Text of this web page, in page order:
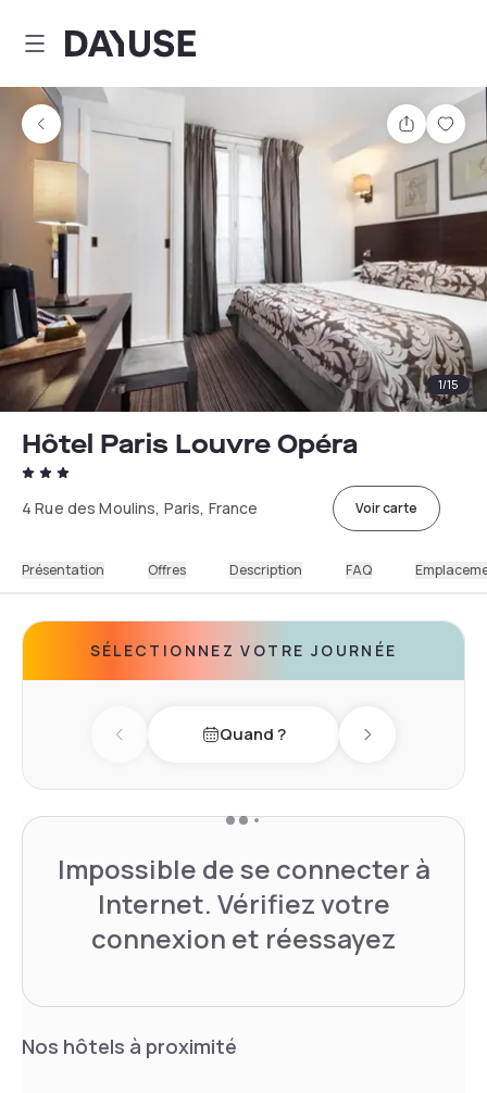
Dayuse
Partager
1/15
Hôtel Paris Louvre Opéra
4 Rue des Moulins, Paris, France Voir carte
Présentation Offres Description FAQ
SÉLECTIONNEZ VOTRE JOURNÉE
Previous dayQuand ? Next day
Impossible de se connecter à
Internet. Vérifiez votre
connexion et réessayez
Nos hôtels à proximité